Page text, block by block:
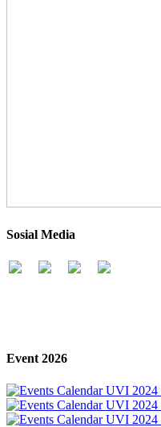
Sosial Media
Event 2026